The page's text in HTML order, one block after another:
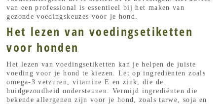
van een professional is essentieel bij het maken van
gezonde voedingskeuzes voor je hond.
Het lezen van voedingsetiketten
voor honden
Het lezen van voedingsetiketten kan je helpen de juiste
voeding voor je hond te kiezen. Let op ingrediënten zoals
omega-3 vetzuren, vitamine E en zink, die de
huidgezondheid ondersteunen. Vermijd ingrediënten die
bekende allergenen zijn voor je hond, zoals tarwe, soja en